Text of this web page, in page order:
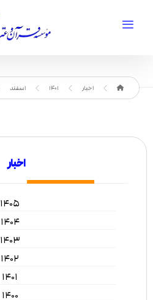
اخبار 1401 اسفند
اخبار
۱۴۰۵
۱۴۰۴
۱۴۰۳
۱۴۰۲
۱۴۰۱
۱۴۰۰